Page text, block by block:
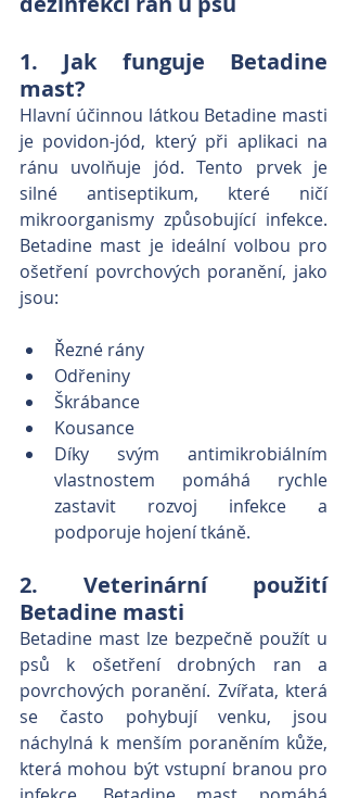
1. Jak funguje Betadine
mast?
Hlavní účinnou látkou Betadine masti
je povidon-jód, který při aplikaci na
ránu uvolňuje jód. Tento prvek je
silné antiseptikum, které ničí
mikroorganismy způsobující infekce.
Betadine mast je ideální volbou pro
ošetření povrchových poranění, jako
jsou:
Řezné rány
Odřeniny
Škrábance
Kousance
Díky svým antimikrobiálním
vlastnostem pomáhá rychle
zastavit rozvoj infekce a
podporuje hojení tkáně.
2. Veterinární použití
Betadine masti
Betadine mast lze bezpečně použít u
psů k ošetření drobných ran a
povrchových poranění. Zvířata, která
se často pohybují venku, jsou
náchylná k menším poraněním kůže,
která mohou být vstupní branou pro